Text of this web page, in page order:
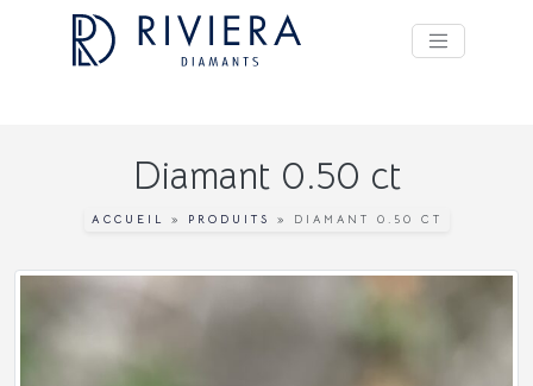
Diamant 0.50 ct
ACCUEIL » PRODUITS » DIAMANT 0.50 CT